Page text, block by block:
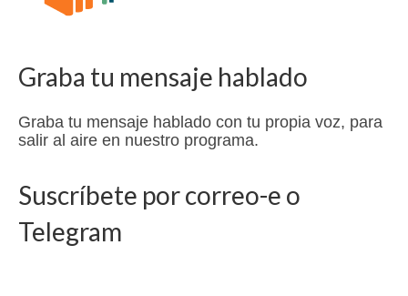
Graba tu mensaje hablado
Graba tu mensaje hablado con tu propia voz, para
salir al aire en nuestro programa.
Suscríbete por correo-e o
Telegram